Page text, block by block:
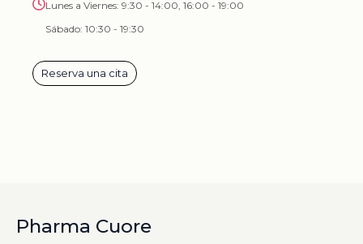
Lunes a Viernes: 9:30 - 14:00, 16:00 - 19:00
Sábado: 10:30 - 19:30
Reserva una cita
Pharma Cuore